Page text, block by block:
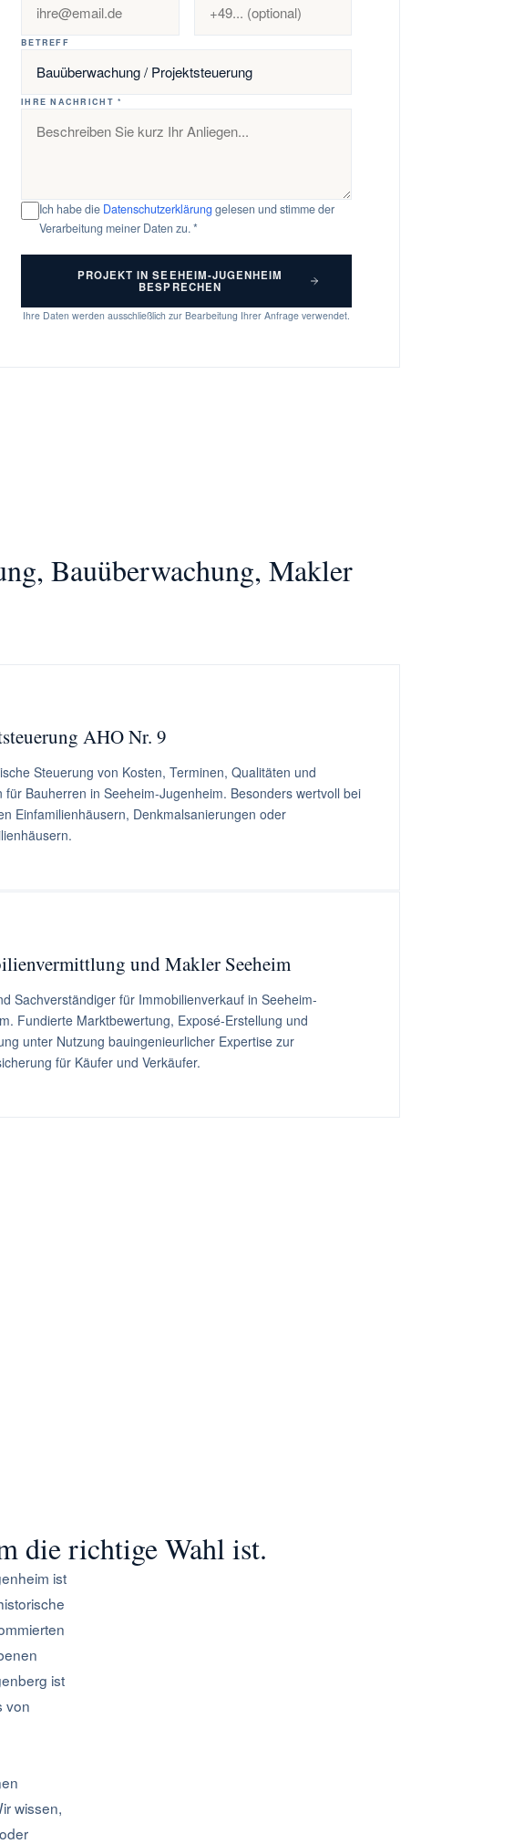
BETREFF
IHRE NACHRICHT *
Ich habe die Datenschutzerklärung gelesen und stimme der
Verarbeitung meiner Daten zu. *
PROJEKT IN SEEHEIM-JUGENHEIM
BESPRECHEN
Ihre Daten werden ausschließlich zur Bearbeitung Ihrer Anfrage verwendet.
Bauüberwachung, Makler
AHO Nr. 9
Steuerung von Kosten, Terminen, Qualitäten und
für Bauherren in Seeheim-Jugenheim. Besonders wertvoll bei
Einfamilienhäusern, Denkmalsanierungen oder
und Makler Seeheim
Sachverständiger für Immobilienverkauf in Seeheim-
Fundierte Marktbewertung, Exposé-Erstellung und
unter Nutzung bauingenieurlicher Expertise zur
für Käufer und Verkäufer.
die richtige Wahl ist.
ist
ist
von
wissen,